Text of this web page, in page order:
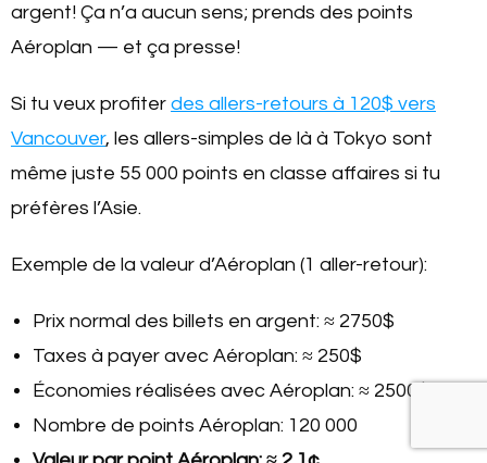
argent! Ça n’a aucun sens; prends des points
Aéroplan — et ça presse!
Si tu veux profiter des allers-retours à 120$ vers
Vancouver, les allers-simples de là à Tokyo sont
même juste 55 000 points en classe affaires si tu
préfères l’Asie.
Exemple de la valeur d’Aéroplan (1 aller-retour):
Prix normal des billets en argent: ≈ 2750$
Taxes à payer avec Aéroplan: ≈ 250$
Économies réalisées avec Aéroplan: ≈ 2500$
Nombre de points Aéroplan: 120 000